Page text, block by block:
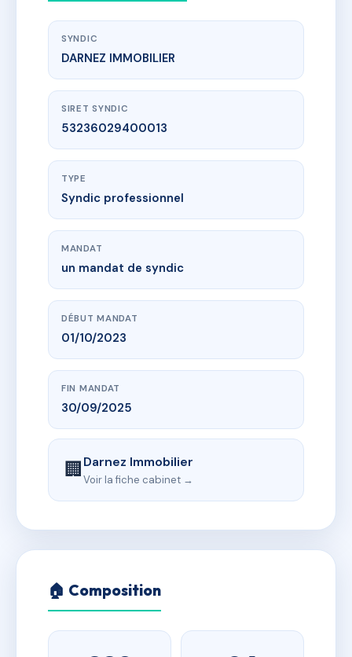
SYNDIC
DARNEZ IMMOBILIER
SIRET SYNDIC
53236029400013
TYPE
Syndic professionnel
MANDAT
un mandat de syndic
DÉBUT MANDAT
01/10/2023
FIN MANDAT
30/09/2025
🏢Darnez Immobilier
Voir la fiche cabinet →
🏠 Composition